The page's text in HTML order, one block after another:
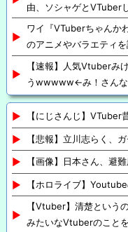
由、ソシャゲとVTuber
ワイ『VTuberちゃんか
のアニメやバラエティを
【速報】人気Vtuberみ
うwwwww←み！さんな
【にじさんじ】VTuber
【悲報】立川志らく、
【画像】日本さん、避
【ホロライブ】
【Vtuber】清楚という
みたいなVtuberのこと